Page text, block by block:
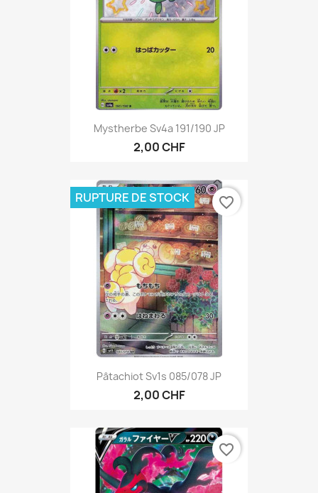
Mystherbe Sv4a 191/190 JP
2,00 CHF
Pâtachiot Sv1s 085/078 JP
2,00 CHF
RUPTURE DE STOCK favorite_border
favorite_border